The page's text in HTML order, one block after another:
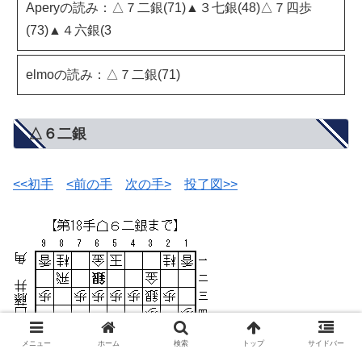
Aperyの読み：△７二銀(71)▲３七銀(48)△７四歩
(73)▲４六銀(3
elmoの読み：△７二銀(71)
△６二銀
<<初手 <前の手 次の手> 投了図>>
メニュー ホーム 検索 トップ サイドバー